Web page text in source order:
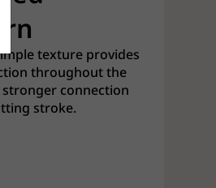
texture provides
throughout the
connection
stroke.